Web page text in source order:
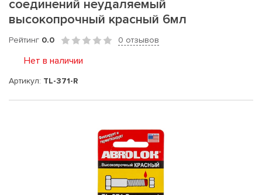
соединений неудаляемый
высокопрочный красный 6мл
Рейтинг 0.0 0 отзывов
Нет в наличии
Артикул: TL-371-R